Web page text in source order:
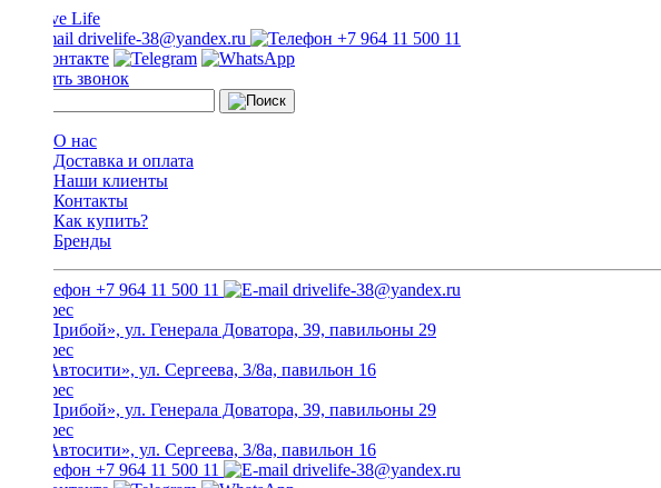
drivelife-38@yandex.ru +7 964 11 500 11
Заказать звонок
О нас
Доставка и оплата
Наши клиенты
Контакты
Как купить?
Бренды
+7 964 11 500 11 drivelife-38@yandex.ru
ТЦ «Прибой», ул. Генерала Доватора, 39, павильоны 29
ТЦ «Автосити», ул. Сергеева, 3/8а, павильон 16
ТЦ «Прибой», ул. Генерала Доватора, 39, павильоны 29
ТЦ «Автосити», ул. Сергеева, 3/8а, павильон 16
+7 964 11 500 11
drivelife-38@yandex.ru